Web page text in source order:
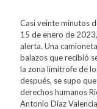
Casi veinte minutos
15 de enero de
alerta. Una
balazos que recibió
la zona limítrofe de
después, se supo
derechos humanos
Antonio Díaz